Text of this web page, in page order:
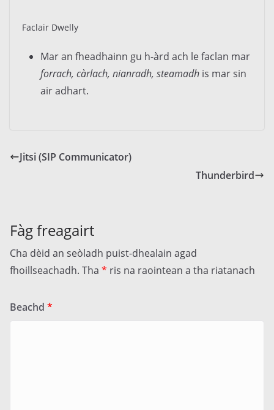
Faclair Dwelly
Mar an fheadhainn gu h-àrd ach le faclan mar
forrach, càrlach, nianradh, steamadh is mar sin
air adhart.
Jitsi (SIP Communicator)
Thunderbird
Fàg freagairt
Cha dèid an seòladh puist-dhealain agad
fhoillseachadh. Tha * ris na raointean a tha riatanach
Beachd *